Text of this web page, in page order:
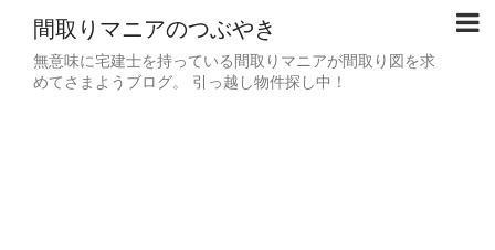
間取りマニアのつぶやき
無意味に宅建士を持っている間取りマニアが間取り図を求
めてさまようブログ。 引っ越し物件探し中！